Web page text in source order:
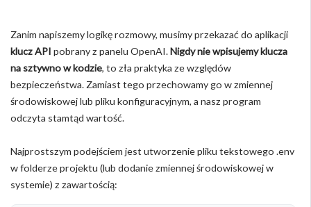
Zanim napiszemy logikę rozmowy, musimy przekazać do aplikacji
klucz API pobrany z panelu OpenAI.Nigdy nie wpisujemy klucza
na sztywno w kodzie, to zła praktyka ze względów
bezpieczeństwa. Zamiast tego przechowamy go w zmiennej
środowiskowej lub pliku konfiguracyjnym, a nasz program
odczyta stamtąd wartość.
Najprostszym podejściem jest utworzenie pliku tekstowego .env
w folderze projektu (lub dodanie zmiennej środowiskowej w
systemie) z zawartością: